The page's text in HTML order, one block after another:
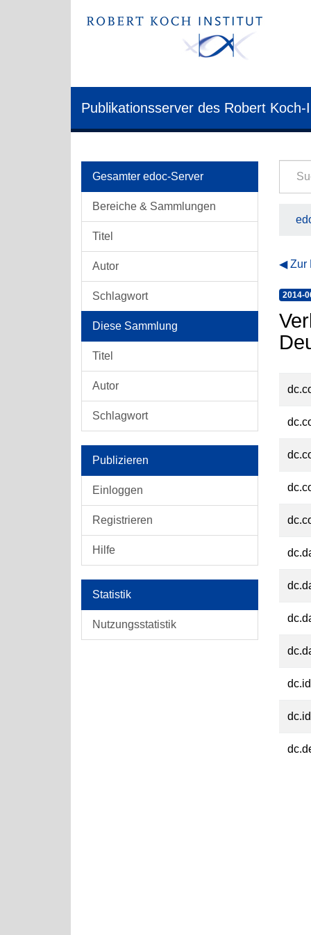
Publikationsserver des Robert Koch-
Gesamter edoc-Server
Bereiche & Sammlungen
Titel
Autor
Schlagwort
Diese Sammlung
Titel
Autor
Schlagwort
Publizieren
Einloggen
Registrieren
Hilfe
Statistik
Nutzungsstatistik
Zur
2014-